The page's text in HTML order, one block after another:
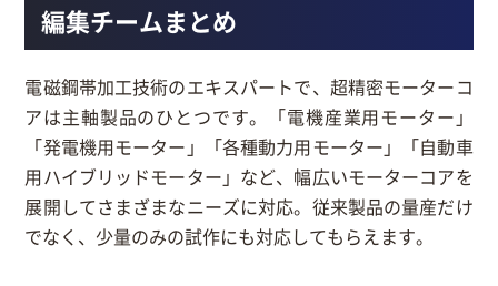
編集チームまとめ
電磁鋼帯加工技術のエキスパートで、超精密モーターコ
アは主軸製品のひとつです。「電機産業用モーター」
「発電機用モーター」「各種動力用モーター」「自動車
用ハイブリッドモーター」など、幅広いモーターコアを
展開してさまざまなニーズに対応。従来製品の量産だけ
でなく、少量のみの試作にも対応してもらえます。